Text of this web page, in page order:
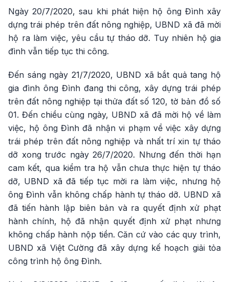
Ngày 20/7/2020, sau khi phát hiện hộ ông Đình xây
dựng trái phép trên đất nông nghiệp, UBND xã đã mời
hộ ra làm việc, yêu cầu tự tháo dỡ. Tuy nhiên hộ gia
đình vẫn tiếp tục thi công.
Đến sáng ngày 21/7/2020, UBND xã bắt quả tang hộ
gia đình ông Đình đang thi công, xây dựng trái phép
trên đất nông nghiệp tại thửa đất số 120, tờ bản đồ số
01. Đến chiều cùng ngày, UBND xã đã mời hộ về làm
việc, hộ ông Đình đã nhận vi phạm về việc xây dựng
trái phép trên đất nông nghiệp và nhất trí xin tự tháo
dỡ xong trước ngày 26/7/2020. Nhưng đến thời hạn
cam kết, qua kiểm tra hộ vẫn chưa thực hiện tự tháo
dỡ, UBND xã đã tiếp tục mời ra làm việc, nhưng hộ
ông Đình vẫn không chấp hành tự tháo dỡ. UBND xã
đã tiến hành lập biên bản và ra quyết định xử phạt
hành chính, hộ đã nhận quyết định xử phạt nhưng
không chấp hành nộp tiền. Căn cứ vào các quy trình,
UBND xã Việt Cường đã xây dựng kế hoạch giải tỏa
công trình hộ ông Đình.